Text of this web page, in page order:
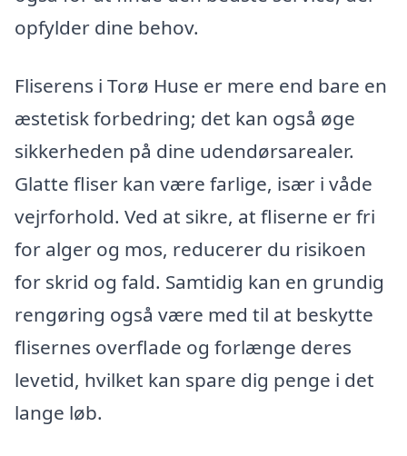
opfylder dine behov.
Fliserens i Torø Huse er mere end bare en
æstetisk forbedring; det kan også øge
sikkerheden på dine udendørsarealer.
Glatte fliser kan være farlige, især i våde
vejrforhold. Ved at sikre, at fliserne er fri
for alger og mos, reducerer du risikoen
for skrid og fald. Samtidig kan en grundig
rengøring også være med til at beskytte
flisernes overflade og forlænge deres
levetid, hvilket kan spare dig penge i det
lange løb.